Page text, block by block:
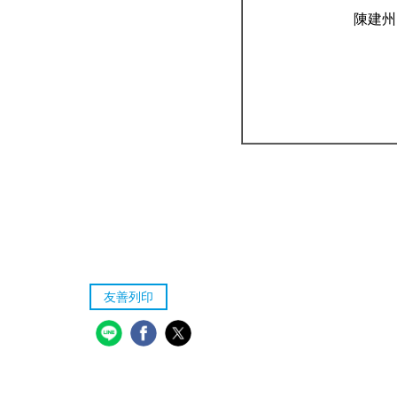
陳建州
友善列印